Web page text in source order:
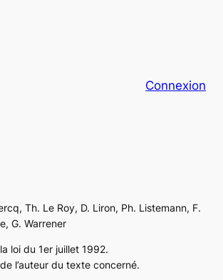
Connexion
Th. Le Roy, D. Liron, Ph. Listemann, F.
G. Warrener
loi du 1er juillet 1992.
l’auteur du texte concerné.